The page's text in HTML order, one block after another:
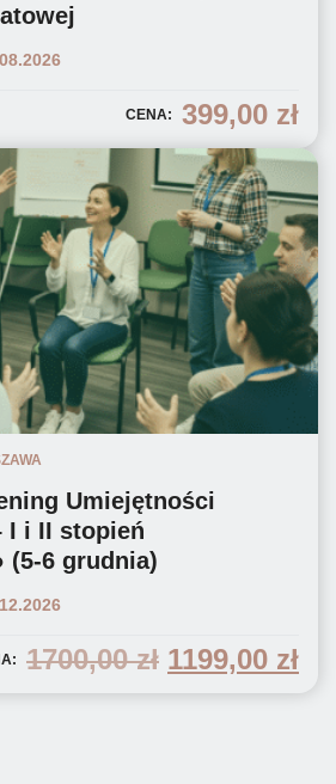
CENA: 399,00 zł
Umiejętności
I i II stopień
(5-6 grudnia)
1700,00zł pierwotna
1199,00 zł